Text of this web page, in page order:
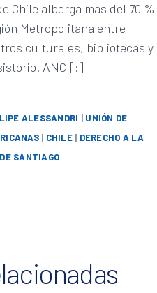
Chile alberga más del 70 %
Metropolitana entre
culturales, bibliotecas y
ANCI[:]
ALESSANDRI | UNIÓN DE
| CHILE| DERECHO A LA
SANTIAGO